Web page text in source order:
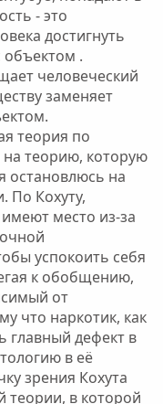
- это
достигнуть
.
человеческий
заменяет
теория по
теорию, которую
остановлюсь на
По Кохуту,
место из-за
успокоить себя
к обобщению,
от
что наркотик, как
главный дефект в
в её
зрения Кохута
теории, в которой